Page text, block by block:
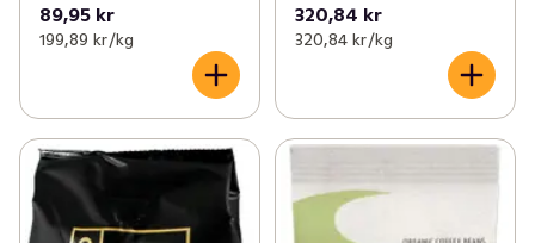
89,95 kr
199,89 kr /kg
320,84 kr
320,84 kr /kg